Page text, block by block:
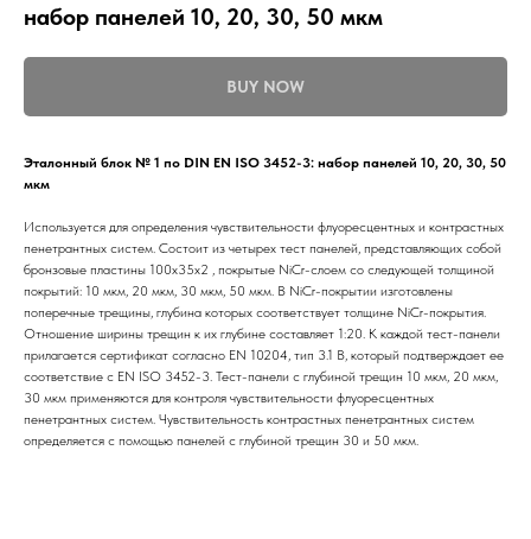
набор панелей 10, 20, 30, 50 мкм
BUY NOW
Эталонный блок № 1 по DIN EN ISO 3452-3: набор панелей 10, 20, 30, 50
мкм
Используется для определения чувствительности флуоресцентных и контрастных
пенетрантных систем. Состоит из четырех тест панелей, представляющих собой
бронзовые пластины 100х35х2 , покрытые NiCr-слоем со следующей толщиной
покрытий: 10 мкм, 20 мкм, 30 мкм, 50 мкм. В NiCr-покрытии изготовлены
поперечные трещины, глубина которых соответствует толщине NiCr-покрытия.
Отношение ширины трещин к их глубине составляет 1:20. К каждой тест-панели
прилагается сертификат согласно EN 10204, тип 3.1 B, который подтверждает ее
соответствие с EN ISO 3452-3. Тест-панели с глубиной трещин 10 мкм, 20 мкм,
30 мкм применяются для контроля чувствительности флуоресцентных
пенетрантных систем. Чувствительность контрастных пенетрантных систем
определяется с помощью панелей с глубиной трещин 30 и 50 мкм.